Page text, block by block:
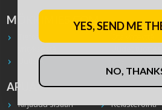
MÖKKIMIES.COM
Tietoa
Uutiset
APUA
Kirjaudu sisään Rekisteröinti
YES, SEND ME
NO,